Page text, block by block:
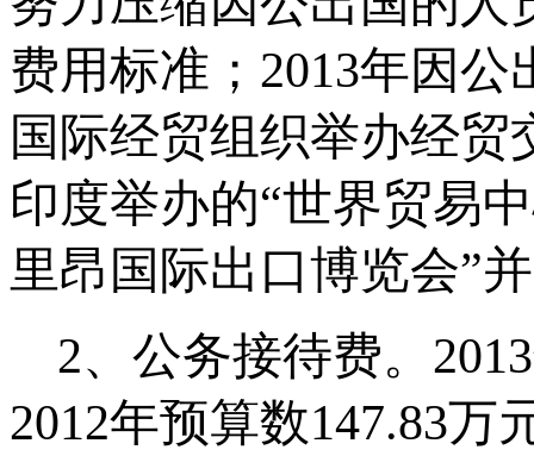
费用标准； 2013年因公
国际经贸组织举办经
印度举办的“世界贸易
里昂国际出口博览会”
2、公务接待费。 2013
2012年预算数147.83万